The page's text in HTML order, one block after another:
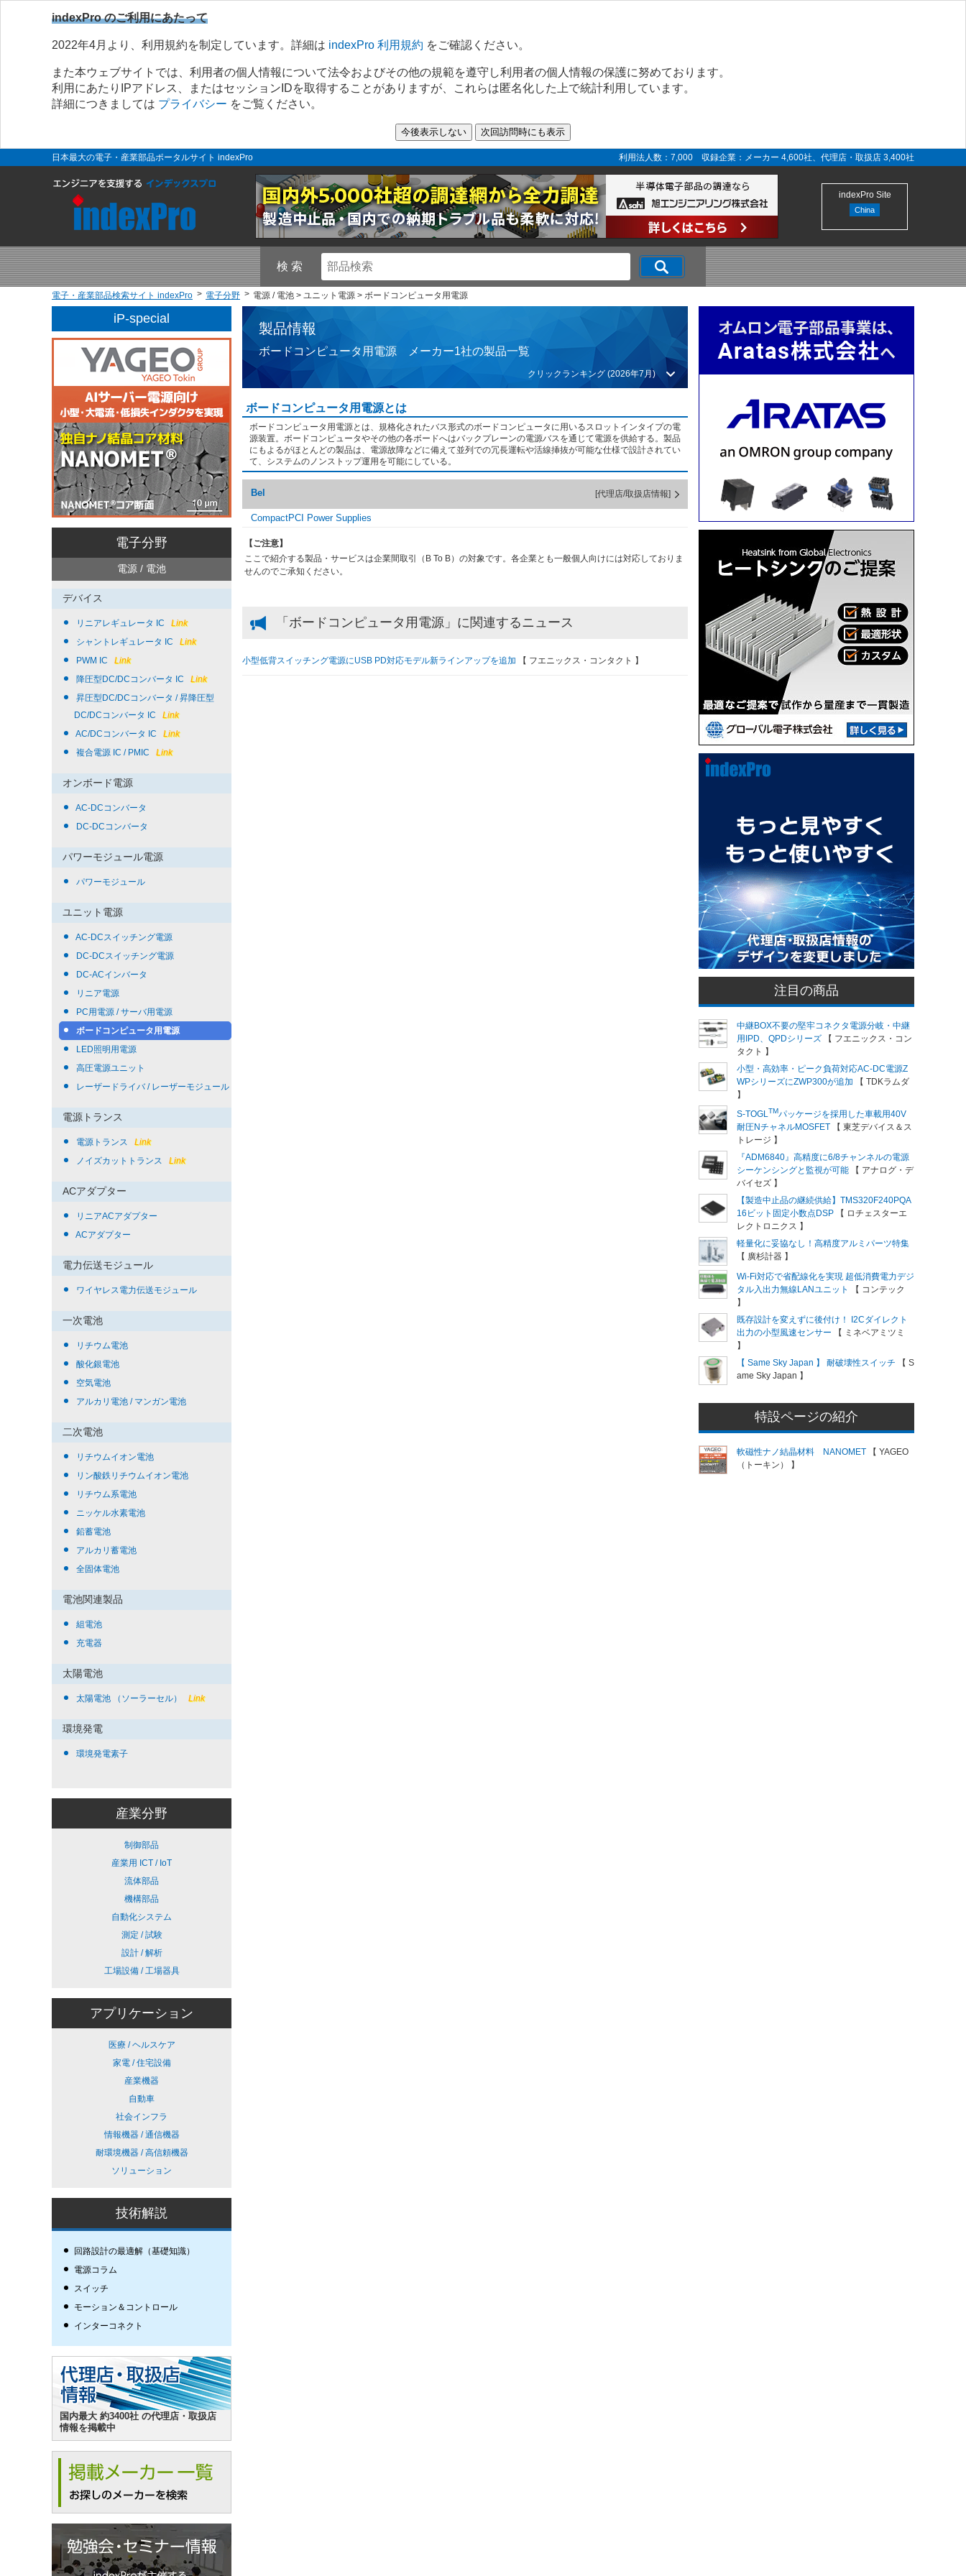
indexPro のご利用にあたって
2022年4月より、利用規約を制定しています。詳細は indexPro 利用規約 をご確認ください。
また本ウェブサイトでは、利用者の個人情報について法令およびその他の規範を遵守し利用者の個人情報の保護に努めております。
利用にあたりIPアドレス、またはセッションIDを取得することがありますが、これらは匿名化した上で統計利用しています。
詳細につきましては プライバシー をご覧ください。
日本最大の電子・産業部品ポータルサイト indexPro 利用法人数：7,000 収録企業：メーカー 4,600社、代理店・取扱店 3,400社
indexPro Site
China
検 索
電子・産業部品検索サイト indexPro 電子分野 電源 / 電池 > ユニット電源 > ボードコンピュータ用電源
iP-special
電子分野
電源 / 電池
デバイス
リニアレギュレータ IC
Link
シャントレギュレータ IC
Link
PWM IC
Link
降圧型DC/DCコンバータ IC
Link
昇圧型DC/DCコンバータ / 昇降圧型
DC/DCコンバータ IC
Link
AC/DCコンバータ IC
Link
複合電源 IC / PMIC
Link
オンボード電源
AC-DCコンバータ
DC-DCコンバータ
パワーモジュール電源
パワーモジュール
ユニット電源
AC-DCスイッチング電源
DC-DCスイッチング電源
DC-ACインバータ
リニア電源
PC用電源 / サーバ用電源
ボードコンピュータ用電源
LED照明用電源
高圧電源ユニット
レーザードライバ / レーザーモジュール
電源トランス
電源トランス
Link
ノイズカットトランス
Link
ACアダプター
リニアACアダプター
ACアダプター
電力伝送モジュール
ワイヤレス電力伝送モジュール
一次電池
リチウム電池
酸化銀電池
空気電池
アルカリ電池 / マンガン電池
二次電池
リチウムイオン電池
リン酸鉄リチウムイオン電池
リチウム系電池
ニッケル水素電池
鉛蓄電池
アルカリ蓄電池
全固体電池
電池関連製品
組電池
充電器
太陽電池
太陽電池 （ソーラーセル） Link
環境発電
環境発電素子
産業分野
制御部品
産業用 ICT / IoT
流体部品
機構部品
自動化システム
測定 / 試験
設計 / 解析
工場設備 / 工場器具
アプリケーション
医療 / ヘルスケア
家電 / 住宅設備
産業機器
自動車
社会インフラ
情報機器 / 通信機器
耐環境機器 / 高信頼機器
ソリューション
技術解説
回路設計の最適解（基礎知識）
電源コラム
スイッチ
モーション＆コントロール
インターコネクト
国内最大 約3400社 の代理店・取扱店
情報を掲載中
製品情報
ボードコンピュータ用電源 メーカー1社の製品一覧
クリックランキング (2026年7月)
ボードコンピュータ用電源とは
ボードコンピュータ用電源とは、規格化されたバス形式のボードコンピュータに用いるスロットインタイプの電
源装置。ボードコンピュータやその他の各ボードへはバックプレーンの電源バスを通じて電源を供給する。製品
にもよるがほとんどの製品は、電源故障などに備えて並列での冗長運転や活線挿抜が可能な仕様で設計されてい
て、システムのノンストップ運用を可能にしている。
Bel [代理店/取扱店情報]
CompactPCI Power Supplies
【ご注意】
ここで紹介する製品・サービスは企業間取引（B To B）の対象です。各企業とも一般個人向けには対応しておりま
せんのでご承知ください。
「ボードコンピュータ用電源」に関連するニュース
小型低背スイッチング電源にUSB PD対応モデル新ラインアップを追加 【 フエニックス・コンタクト 】
注目の商品
中継BOX不要の堅牢コネクタ電源分岐・中継
用IPD、QPDシリーズ
【 フエニックス・コン
タクト 】
小型・高効率・ピーク負荷対応AC-DC電源Z
WPシリーズにZWP300が追加
【 TDKラムダ
】
S-TOGLTMパッケージを採用した車載用40V
耐圧NチャネルMOSFET
【 東芝デバイス＆ス
トレージ 】
『ADM6840』高精度に6/8チャンネルの電源
シーケンシングと監視が可能
【 アナログ・デ
バイセズ 】
【製造中止品の継続供給】TMS320F240PQA
16ビット固定小数点DSP
【 ロチェスターエ
レクトロニクス 】
軽量化に妥協なし！高精度アルミパーツ特集
【 廣杉計器 】
Wi-Fi対応で省配線化を実現 超低消費電力デジ
タル入出力無線LANユニット
【 コンテック
】
既存設計を変えずに後付け！ I2Cダイレクト
出力の小型風速センサー
【 ミネベアミツミ
】
【 Same Sky Japan 】 耐破壊性スイッチ
【 S
ame Sky Japan 】
特設ページの紹介
軟磁性ナノ結晶材料 NANOMET
【 YAGEO
（トーキン） 】